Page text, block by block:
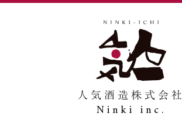
人気酒造株式会社
Ninki inc.